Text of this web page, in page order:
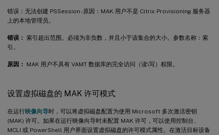
错误：无法创建 PSSession - 原因：MAK 用户不是 Citrix Provisioning 服务器
上的本地管理员。
错误： 索引超出范围。必须为非负数，并且小于该集合的大小。参数名称：索
引。
原因： MAK 用户不具有 VAMT 数据库的完全访问（读\写）权限。
设置虚拟磁盘的 MAK 许可模式
在运行映像向导时，可以将虚拟磁盘配置为使用 Microsoft 多次激活密钥
(MAK) 许可。如果在运行映像向导时未配置 MAK 许可，可以使用控制台、
MCLI 或 PowerShell 用户界面设置虚拟磁盘的许可模式属性。在激活目标设备